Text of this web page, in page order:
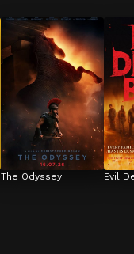
The Odyssey Evil